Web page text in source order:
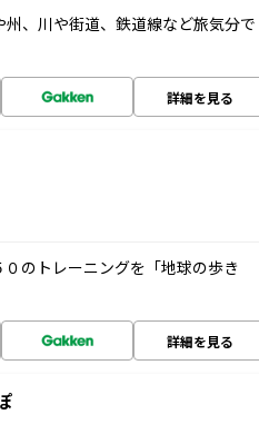
、川や街道、鉄道線など旅気分で
詳細を見る
のトレーニングを「地球の歩き
詳細を見る